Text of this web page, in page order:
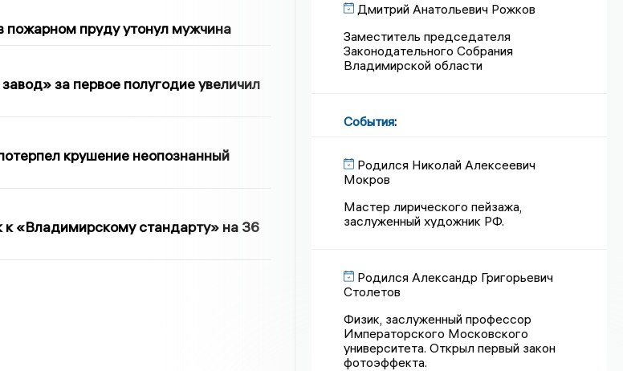
пожарном пруду утонул мужчина
за первое полугодие увеличил
крушение неопознанный
«Владимирскому стандарту» на 36
Дмитрий Анатольевич Рожков
Заместитель председателя
Законодательного Собрания
Владимирской области
События:
Родился Николай Алексеевич
Мокров
Мастер лирического пейзажа,
заслуженный художник РФ.
Родился Александр Григорьевич
Столетов
Физик, заслуженный профессор
Императорского Московского
университета. Открыл первый закон
фотоэффекта.